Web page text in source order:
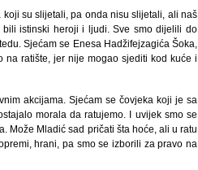
su slijetali, pa onda nisu slijetali, ali naš
istinski heroji i ljudi. Sve smo dijelili do
Sjećam se Enesa Hadžifejzagića Šoka,
ratište, jer nije mogao sjediti kod kuće i
akcijama. Sjećam se čovjeka koji je sa
morala da ratujemo. I uvijek smo se
Može Mladić sad pričati šta hoće, ali u ratu
hrani, pa smo se izborili za pravo na